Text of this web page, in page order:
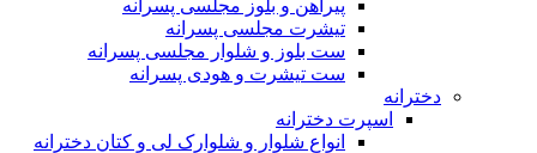
پیراهن و بلوز مجلسی پسرانه
تیشرت مجلسی پسرانه
ست بلوز و شلوار مجلسی پسرانه
ست تیشرت و هودی پسرانه
دخترانه
اسپرت دخترانه
انواع شلوار و شلوارک لی و کتان دخترانه